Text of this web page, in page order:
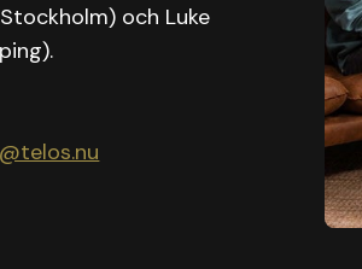
och Luke